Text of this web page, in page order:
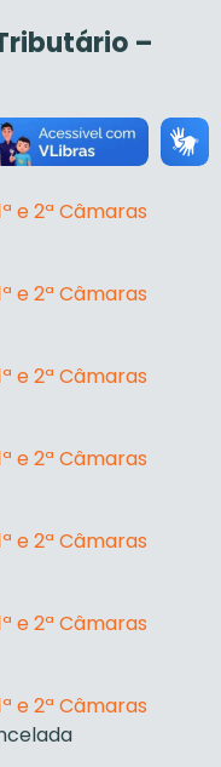
–
e 2ª Câmaras
e 2ª Câmaras
e 2ª Câmaras
e 2ª Câmaras
e 2ª Câmaras
e 2ª Câmaras
e 2ª Câmaras
e 2ª Câmaras